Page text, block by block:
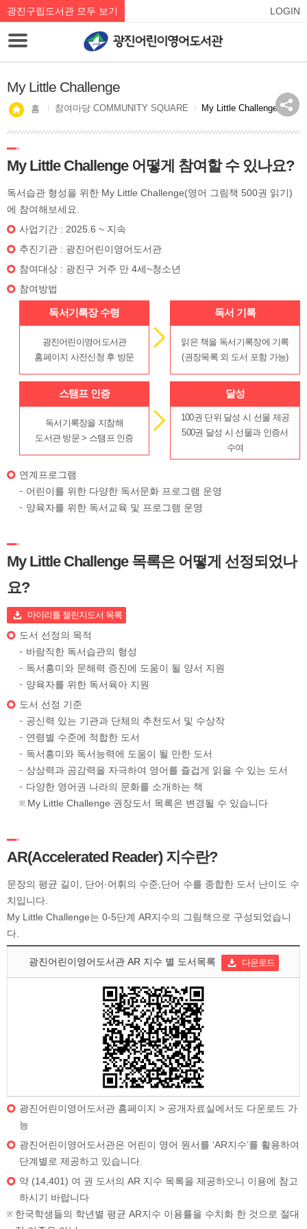
광진구립도서관 모두 보기 LOGIN
My Little Challenge
홈 참여마당 COMMUNITY SQUARE My Little Challenge
My Little Challenge 어떻게 참여할 수 있나요?
독서습관 형성을 위한 My Little Challenge(영어 그림책 500권 읽기)
에 참여해보세요.
사업기간 : 2025.6 ~ 지속
추진기관 : 광진어린이영어도서관
참여대상 : 광진구 거주 만 4세~청소년
참여방법
독서기록장 수령
광진어린이영어도서관
홈페이지 사전신청 후 방문
독서 기록
읽은 책을 독서기록장에 기록
(권장목록 외 도서 포함 가능)
스탬프 인증
독서기록장을 지참해
도서관 방문 > 스탬프 인증
달성
100권 단위 달성 시 선물 제공
500권 달성 시 선물과 인증서
수여
연계프로그램
어린이를 위한 다양한 독서문화 프로그램 운영
양육자를 위한 독서교육 및 프로그램 운영
My Little Challenge 목록은 어떻게 선정되었나
요?
마이리틀 챌린지도서 목록
도서 선정의 목적
바람직한 독서습관의 형성
독서흥미와 문해력 증진에 도움이 될 양서 지원
양육자를 위한 독서육아 지원
도서 선정 기준
공신력 있는 기관과 단체의 추천도서 및 수상작
연령별 수준에 적합한 도서
독서흥미와 독서능력에 도움이 될 만한 도서
상상력과 곰감력을 자극하여 영어를 즐겁게 읽을 수 있는 도서
다양한 영어권 나라의 문화를 소개하는 책
My Little Challenge 권장도서 목록은 변경될 수 있습니다
AR(Accelerated Reader) 지수란?
문장의 평균 길이, 단어·어휘의 수준,단어 수를 종합한 도서 난이도 수
치입니다.
My Little Challenge는 0-5단계 AR지수의 그림책으로 구성되었습니
다.
광진어린이영어도서관 AR 지수 별 도서목록 다운로드
광진어린이영어도서관 홈페이지 > 공개자료실에서도 다운로드 가
능
광진어린이영어도서관은 어린이 영어 원서를 ‘AR지수’를 활용하여
단계별로 제공하고 있습니다.
약 (14,401) 여 권 도서의 AR 지수 목록을 제공하오니 이용에 참고
하시기 바랍니다
한국학생들의 학년별 평균 AR지수 이용률을 수치화 한 것으로 절대